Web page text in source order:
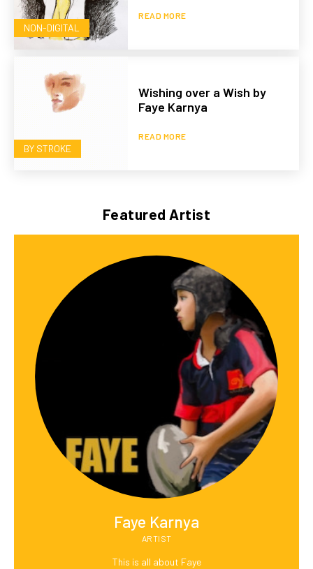
NON-DIGITAL
READ MORE
BY STROKE
Wishing over a Wish by
Faye Karnya
READ MORE
Featured Artist
Faye Karnya
ARTIST
This is all about Faye